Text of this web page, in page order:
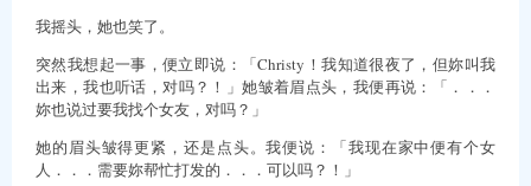
我摇头，她也笑了。
突然我想起一事，便立即说：「Christy！我知道很夜了，但妳叫我
出来，我也听话，对吗？！」她皱着眉点头，我便再说：「．．．
妳也说过要我找个女友，对吗？」
她的眉头皱得更紧，还是点头。我便说：「我现在家中便有个女
人．．．需要妳帮忙打发的．．．可以吗？！」